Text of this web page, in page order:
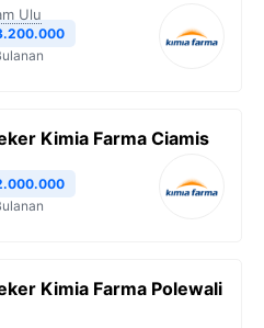
Ulu
Kimia Farma Ciamis
Kimia Farma Polewali